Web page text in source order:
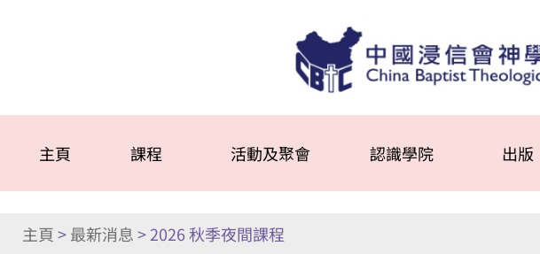
主頁 課程 活動及聚會 認識學院 出版
主頁>最新消息>2026 秋季夜間課程